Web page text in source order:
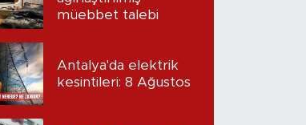
müebbet talebi
Antalya'da elektrik
kesintileri: 8 Ağustos